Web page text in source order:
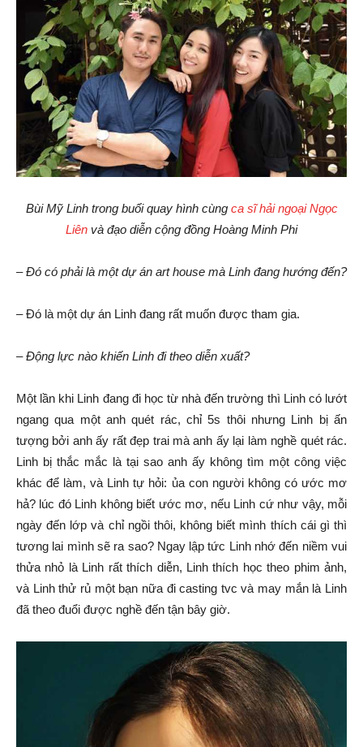
Bùi Mỹ Linh trong buổi quay hình cùng ca sĩ hải ngoại Ngọc
Liên và đạo diễn cộng đồng Hoàng Minh Phi
– Đó có phải là một dự án art house mà Linh đang hướng đến?
– Đó là một dự án Linh đang rất muốn được tham gia.
–Động lực nào khiến Linh đi theo diễn xuất?
Một lần khi Linh đang đi học từ nhà đến trường thì Linh có lướt
ngang qua một anh quét rác, chỉ 5s thôi nhưng Linh bị ấn
tượng bởi anh ấy rất đẹp trai mà anh ấy lại làm nghề quét rác.
Linh bị thắc mắc là tại sao anh ấy không tìm một công việc
khác để làm, và Linh tự hỏi: ủa con người không có ước mơ
hả? lúc đó Linh không biết ước mơ, nếu Linh cứ như vậy, mỗi
ngày đến lớp và chỉ ngồi thôi, không biết mình thích cái gì thì
tương lai mình sẽ ra sao? Ngay lập tức Linh nhớ đến niềm vui
thửa nhỏ là Linh rất thích diễn, Linh thích học theo phim ảnh,
và Linh thử rủ một bạn nữa đi casting tvc và may mắn là Linh
đã theo đuổi được nghề đến tận bây giờ.